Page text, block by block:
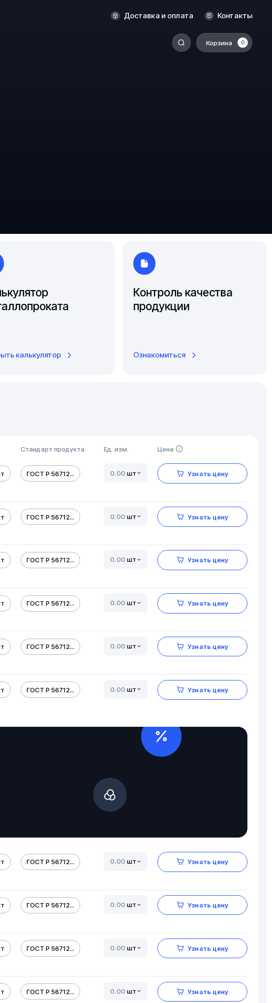
Доставка и оплата Контакты
Корзина 0
Оренбург
Пермь
Ростов-на-Дону
калькулятор
Контроль качества
продукции
Ознакомиться
Стандарт продукта Ед. изм. Цена
ГОСТ Р 56712... шт Узнать цену
ГОСТ Р 56712... шт Узнать цену
ГОСТ Р 56712... шт Узнать цену
ГОСТ Р 56712... шт Узнать цену
ГОСТ Р 56712... шт Узнать цену
ГОСТ Р 56712... шт Узнать цену
ГОСТ Р 56712... шт Узнать цену
ГОСТ Р 56712... шт Узнать цену
ГОСТ Р 56712... шт Узнать цену
ГОСТ Р 56712... шт Узнать цену